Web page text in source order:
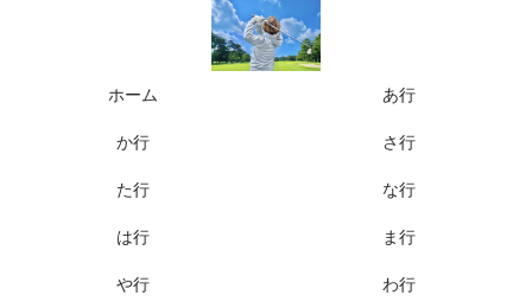
ホーム あ行
か行 さ行
た行 な行
は行 ま行
や行 わ行